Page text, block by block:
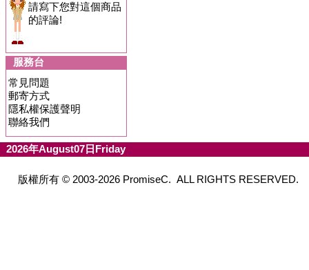
請寫下您對這個商品
的評論!
服務台
常見問題
郵寄方式
隱私權保護聲明
聯絡我們
2026年August07日Friday
版權所有 © 2003-2026 PromiseC. ALL RIGHTS RESERVED.